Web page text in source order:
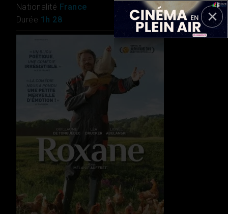
Nationalité France
Durée 1h 28